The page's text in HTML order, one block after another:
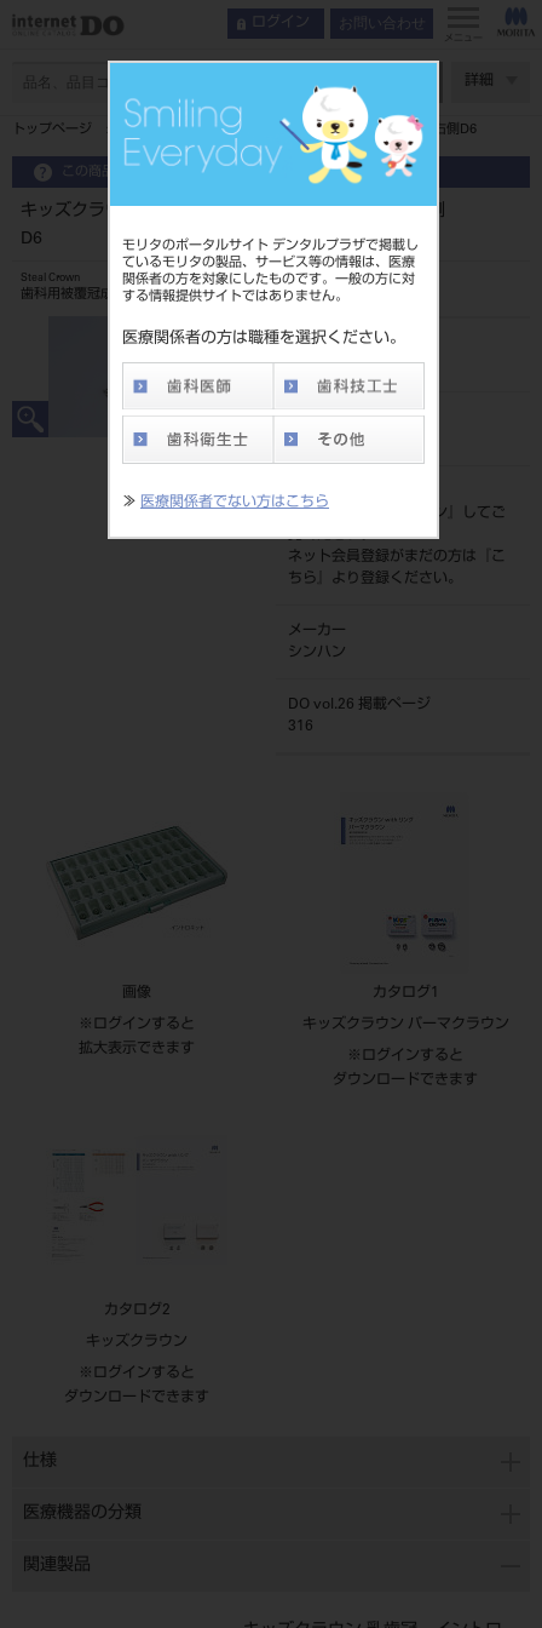
モリタのポータルサイト デンタルプラザで掲載し
ているモリタの製品、サービス等の情報は、医療
関係者の方を対象にしたものです。一般の方に対
する情報提供サイトではありません。
医療関係者の方は職種を選択ください。
≫ 医療関係者でない方はこちら
ログイン お問い合わせ
メニュー
詳細
トップページ キッズクラウン 乳歯冠 10入第一乳臼歯用 上顎右側D6
この商品に関するお問い合わせ
キッズクラウン 乳歯冠 10入第一乳臼歯用 上顎右側
D6
Steal Crown
歯科用被覆冠成形品
品目コード
206240002D6
JAN/EANコード
4560266526202
標準価格
価格の確認は『
ログイン
』してご
覧ください。
ネット会員登録がまだの方は『
こ
ちら
』より登録ください。
メーカー
シンハン
DO vol.26 掲載ページ
316
画像
※ログインすると
拡大表示できます
カタログ1
キッズクラウン パーマクラウン
※ログインすると
ダウンロードできます
カタログ2
キッズクラウン
※ログインすると
ダウンロードできます
仕様
医療機器の分類
関連製品